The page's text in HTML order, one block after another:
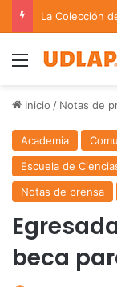
Menu
Inicio / Notas de
Academia
Escuela de
Notas de prensa
beca